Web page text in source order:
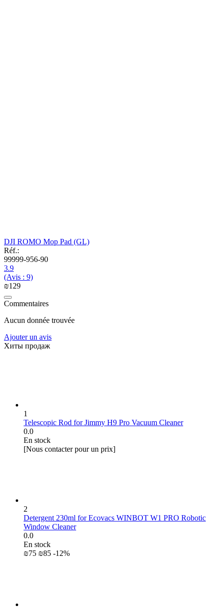
DJI ROMO Mop Pad (GL)
Réf.:
99999-956-90
3.9
(Avis : 9)
₪‍129‍
Commentaires
Aucun donnée trouvée
Ajouter un avis
Хиты продаж
1
Telescopic Rod for Jimmy H9 Pro Vacuum Cleaner
0.0
En stock
[Nous contacter pour un prix]
2
Detergent 230ml for Ecovacs WINBOT W1 PRO Robotic
Window Cleaner
0.0
En stock
₪‍75‍ ₪‍85‍ -12%